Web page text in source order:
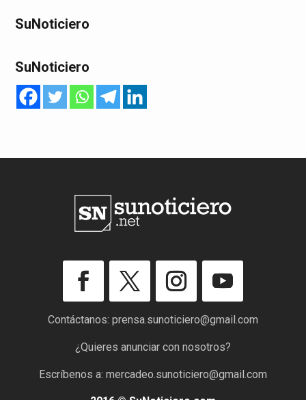
SuNoticiero
SuNoticiero
Contáctanos: prensa.sunoticiero@gmail.com
¿Quieres anunciar con nosotros?
Escríbenos a: mercadeo.sunoticiero@gmail.com